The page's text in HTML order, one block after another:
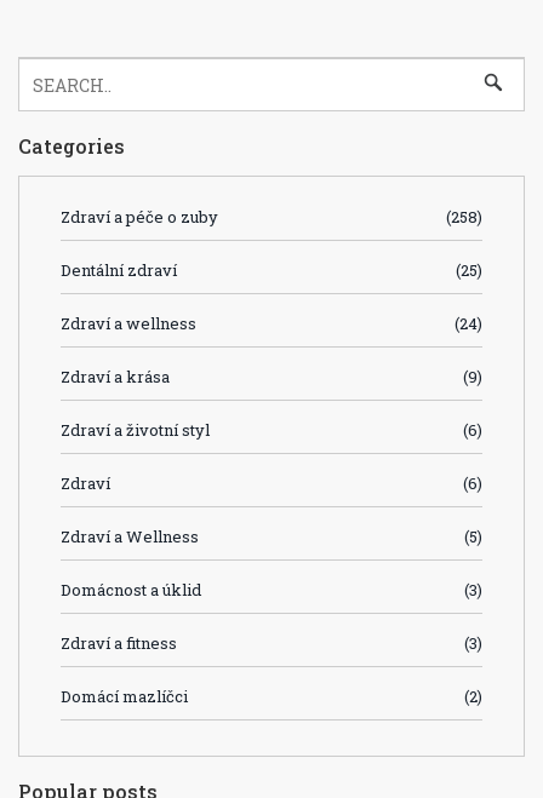
Categories
Zdraví a péče o zuby (258)
Dentální zdraví (25)
Zdraví a wellness (24)
Zdraví a krása (9)
Zdraví a životní styl (6)
Zdraví (6)
Zdraví a Wellness (5)
Domácnost a úklid (3)
Zdraví a fitness (3)
Domácí mazlíčci (2)
Popular posts